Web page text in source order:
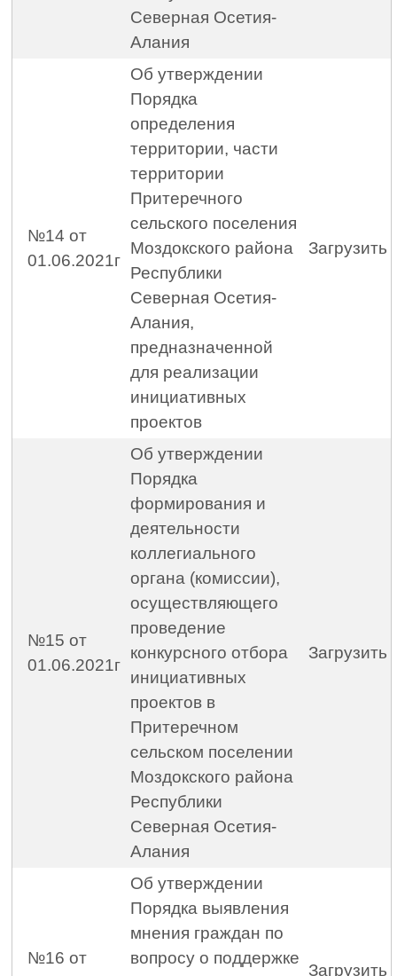
Северная Осетия-
Алания
№14 от
01.06.2021г
Об утверждении
Порядка
определения
территории, части
территории
Притеречного
сельского поселения
Моздокского района
Республики
Северная Осетия-
Алания,
предназначенной
для реализации
инициативных
проектов
Загрузить
№15 от
01.06.2021г
Об утверждении
Порядка
формирования и
деятельности
коллегиального
органа (комиссии),
осуществляющего
проведение
конкурсного отбора
инициативных
проектов в
Притеречном
сельском поселении
Моздокского района
Республики
Северная Осетия-
Алания
Загрузить
№16 от
Об утверждении
Порядка выявления
мнения граждан по
вопросу о поддержке
Загрузить